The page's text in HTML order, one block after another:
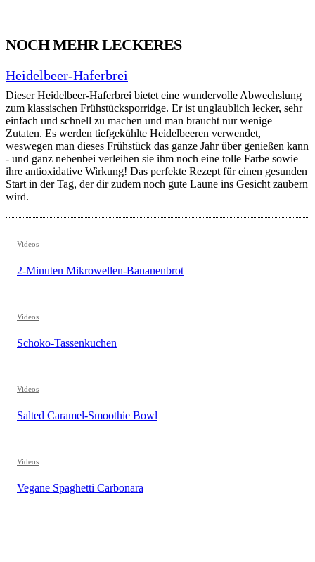
NOCH MEHR LECKERES
Heidelbeer-Haferbrei
Dieser Heidelbeer-Haferbrei bietet eine wundervolle Abwechslung
zum klassischen Frühstücksporridge. Er ist unglaublich lecker, sehr
einfach und schnell zu machen und man braucht nur wenige
Zutaten. Es werden tiefgekühlte Heidelbeeren verwendet,
weswegen man dieses Frühstück das ganze Jahr über genießen kann
- und ganz nebenbei verleihen sie ihm noch eine tolle Farbe sowie
ihre antioxidative Wirkung! Das perfekte Rezept für einen gesunden
Start in der Tag, der dir zudem noch gute Laune ins Gesicht zaubern
wird.
Videos
2-Minuten Mikrowellen-Bananenbrot
Videos
Schoko-Tassenkuchen
Videos
Salted Caramel-Smoothie Bowl
Videos
Vegane Spaghetti Carbonara